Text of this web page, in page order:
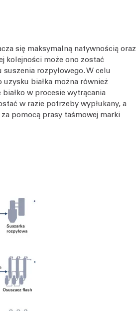
się maksymalną natywnością oraz
kolejności może ono zostać
rozpyłowego. W celu
białka można również
w procesie wytrącania
w razie potrzeby wypłukany, a
pomocą prasy taśmowej marki